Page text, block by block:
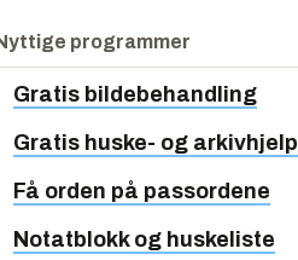
programmer
Gratis bildebehandling
Gratis huske- og arkivhjelp
Få orden på passordene
Notatblokk og huskeliste